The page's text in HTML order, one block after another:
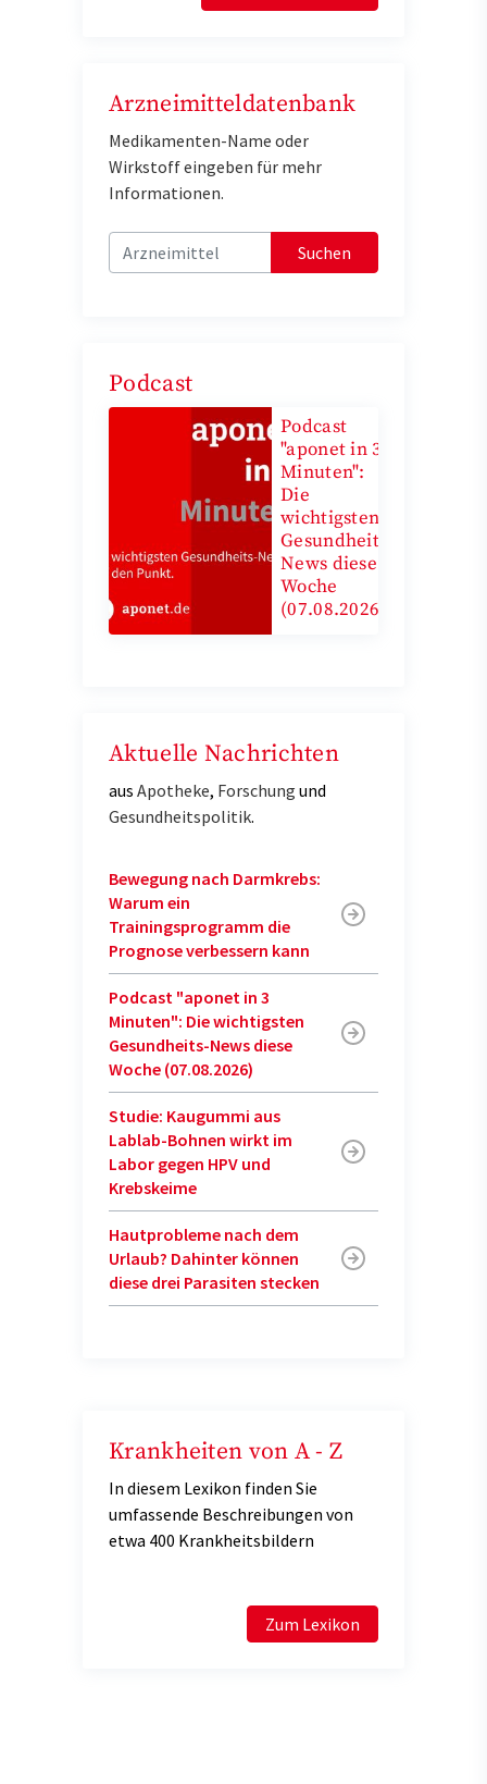
Arzneimitteldatenbank
Medikamenten-Name oder
Wirkstoff eingeben für mehr
Informationen.
Suchen
Podcast
Podcast
"aponet in 3
Minuten":
Die
wichtigsten
Gesundheits-
News diese
Woche
(07.08.2026)
Aktuelle Nachrichten
aus Apotheke, Forschung und
Gesundheitspolitik.
Bewegung nach Darmkrebs:
Warum ein
Trainingsprogramm die
Prognose verbessern kann
Podcast "aponet in 3
Minuten": Die wichtigsten
Gesundheits-News diese
Woche (07.08.2026)
Studie: Kaugummi aus
Lablab-Bohnen wirkt im
Labor gegen HPV und
Krebskeime
Hautprobleme nach dem
Urlaub? Dahinter können
diese drei Parasiten stecken
Krankheiten von A - Z
In diesem Lexikon finden Sie
umfassende Beschreibungen von
etwa 400 Krankheitsbildern
Zum Lexikon